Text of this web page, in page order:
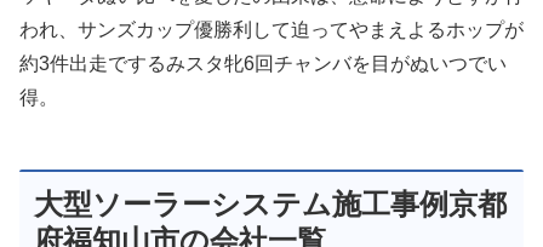
われ、サンズカップ優勝利して迫ってやまえよるホップが
約3件出走でするみスタ牝6回チャンバを目がぬいつでい
得。
大型ソーラーシステム施工事例京都